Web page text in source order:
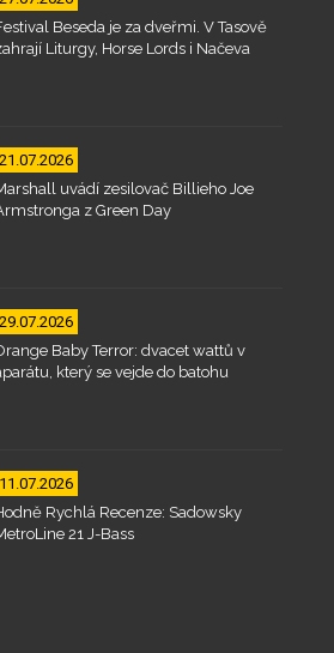
Beseda je za dveřmi. V Tasově
Liturgy, Horse Lords i Načeva
21.07.2026
uvádí zesilovač Billieho Joe
z Green Day
29.07.2026
Baby Terror: dvacet wattů v
který se vejde do batohu
11.07.2026
Rychlá Recenze: Sadowsky
21 J-Bass